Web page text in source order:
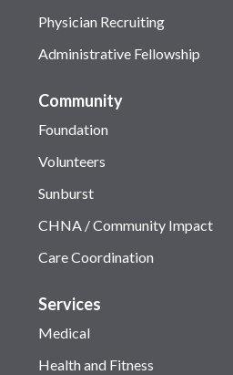
Physician Recruiting
Administrative Fellowship
Community
Foundation
Volunteers
Sunburst
CHNA / Community Impact
Care Coordination
Services
Medical
Health and Fitness